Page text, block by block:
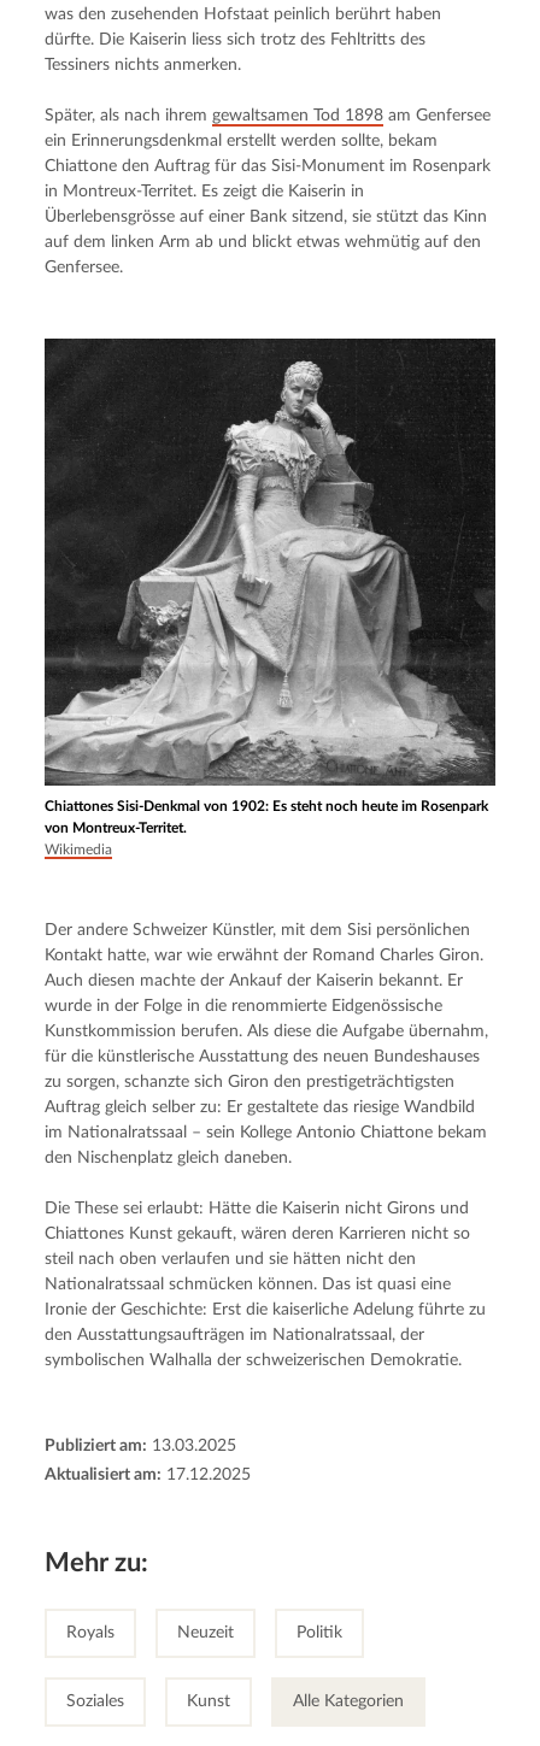
was den zusehenden Hofstaat peinlich berührt haben
dürfte. Die Kaiserin liess sich trotz des Fehltritts des
Tessiners nichts anmerken.
Später, als nach ihrem gewaltsamen Tod 1898 am Genfersee
ein Erinnerungsdenkmal erstellt werden sollte, bekam
Chiattone den Auftrag für das Sisi-Monument im Rosenpark
in Montreux-Territet. Es zeigt die Kaiserin in
Überlebensgrösse auf einer Bank sitzend, sie stützt das Kinn
auf dem linken Arm ab und blickt etwas wehmütig auf den
Genfersee.
Chiattones Sisi-Denkmal von 1902: Es steht noch heute im Rosenpark
von Montreux-Territet.
Wikimedia
Der andere Schweizer Künstler, mit dem Sisi persönlichen
Kontakt hatte, war wie erwähnt der Romand Charles Giron.
Auch diesen machte der Ankauf der Kaiserin bekannt. Er
wurde in der Folge in die renommierte Eidgenössische
Kunstkommission berufen. Als diese die Aufgabe übernahm,
für die künstlerische Ausstattung des neuen Bundeshauses
zu sorgen, schanzte sich Giron den prestigeträchtigsten
Auftrag gleich selber zu: Er gestaltete das riesige Wandbild
im Nationalratssaal – sein Kollege Antonio Chiattone bekam
den Nischenplatz gleich daneben.
Die These sei erlaubt: Hätte die Kaiserin nicht Girons und
Chiattones Kunst gekauft, wären deren Karrieren nicht so
steil nach oben verlaufen und sie hätten nicht den
Nationalratssaal schmücken können. Das ist quasi eine
Ironie der Geschichte: Erst die kaiserliche Adelung führte zu
den Ausstattungsaufträgen im Nationalratssaal, der
symbolischen Walhalla der schweizerischen Demokratie.
Publiziert am: 13.03.2025
Aktualisiert am: 17.12.2025
Mehr zu:
Royals Neuzeit Politik
Soziales Kunst Alle Kategorien